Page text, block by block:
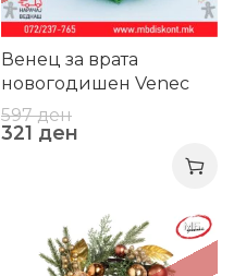
Венец за врата
новогодишен Venec
vrata f22*7sm 0779
597ден
321 ден